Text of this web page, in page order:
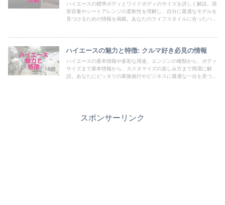
ハイエースの標準ボディとワイドボディのサイズを詳しく解説。荷
室容量やシートアレンジの柔軟性を理解し、自分に最適なモデルを
見つけるための情報を掲載。あなたのライフスタイルに合ったハイ
ハイエースの魅力と特徴: クルマ好き必見の情報
ハイエースの基本情報や多彩な用途、エンジンの種類から、ボディ
サイズまで基本情報から、カスタマイズの楽しみ方まで簡潔に解
説。あなたにピッタリの家族旅行やビジネスに最適な一台を見つけ
スポンサーリンク